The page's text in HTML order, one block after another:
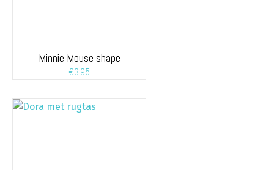
Minnie Mouse shape
€3,95